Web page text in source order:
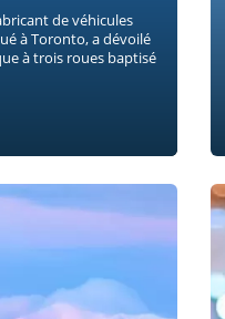
de véhicules
à Toronto, a dévoilé
à trois roues baptisé